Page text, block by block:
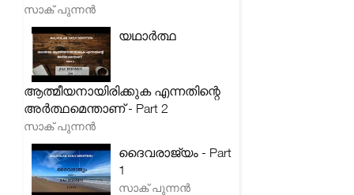
സാക് പുന്നൻ
യഥാർത്ഥ
ആത്മീയനായിരിക്കുക എന്നതിന്റെ
അർത്ഥമെന്താണ് - Part 2
സാക് പുന്നൻ
ദൈവരാജ്യം - Part
1
സാക് പുന്നൻ